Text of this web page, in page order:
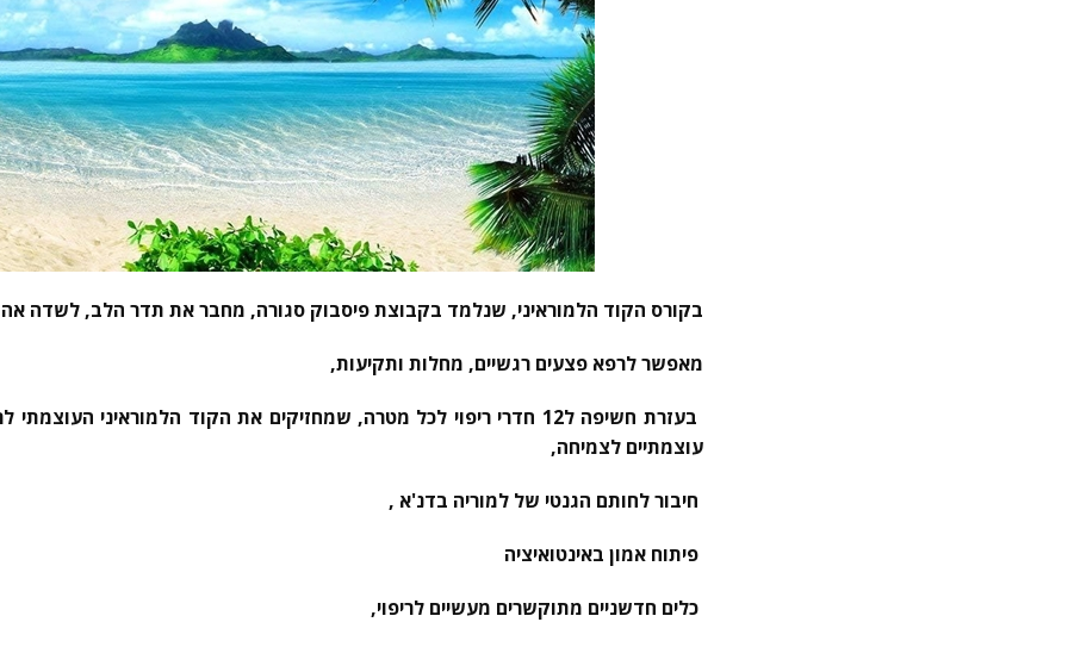
בקורס הקוד הלמוראיני, שנלמד בקבוצת פיסבוק סגורה, מחבר את תדר הלב, לשדה
מאפשר לרפא פצעים רגשיים, מחלות ותקיעות,
בעזרת חשיפה ל12 חדרי ריפוי לכל מטרה, שמחזיקים את הקוד הלמוראיני העוצמתי לריפוי,
עוצמתיים לצמיחה,
חיבור לחותם הגנטי של למוריה בדנ'א ,
פיתוח אמון באינטואיציה
כלים חדשניים מתוקשרים מעשיים לריפוי,